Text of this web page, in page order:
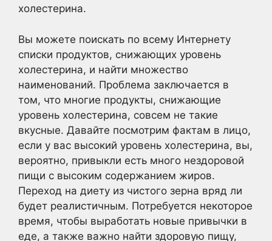
холестерина.
Вы можете поискать по всему Интернету
списки продуктов, снижающих уровень
холестерина, и найти множество
наименований. Проблема заключается в
том, что многие продукты, снижающие
уровень холестерина, совсем не такие
вкусные. Давайте посмотрим фактам в лицо,
если у вас высокий уровень холестерина, вы,
вероятно, привыкли есть много нездоровой
пищи с высоким содержанием жиров.
Переход на диету из чистого зерна вряд ли
будет реалистичным. Потребуется некоторое
время, чтобы выработать новые привычки в
еде, а также важно найти здоровую пищу,